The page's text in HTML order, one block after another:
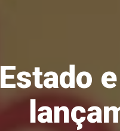
Estado